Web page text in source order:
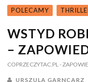
POLECAMY
WSTYD
–
COPRZECZYTAC.PL -
URSZULA GARNCARZ